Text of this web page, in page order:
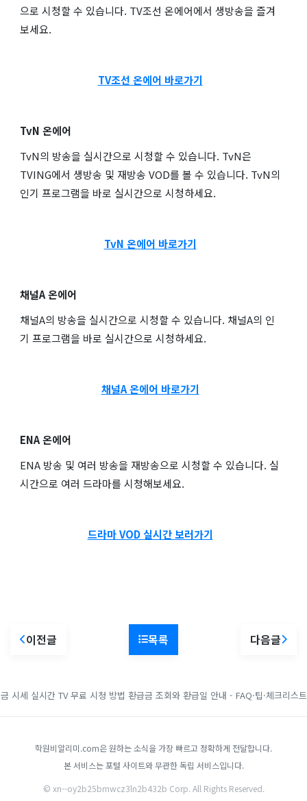
으로 시청할 수 있습니다. TV조선 온에어에서 생방송을 즐겨
보세요.
TV조선 온에어 바로가기
TvN 온에어
TvN의 방송을 실시간으로 시청할 수 있습니다. TvN은
TVING에서 생방송 및 재방송 VOD를 볼 수 있습니다. TvN의
인기 프로그램을 바로 실시간으로 시청하세요.
TvN 온에어 바로가기
채널A 온에어
채널A의 방송을 실시간으로 시청할 수 있습니다. 채널A의 인
기 프로그램을 바로 실시간으로 시청하세요.
채널A 온에어 바로가기
ENA 온에어
ENA 방송 및 여러 방송을 재방송으로 시청할 수 있습니다. 실
시간으로 여러 드라마를 시청해보세요.
드라마 VOD 실시간 보러가기
이전글 목록 다음글
금 시세 실시간 TV 무료 시청 방법 환급금 조회와 환급일 안내 - FAQ·팁·체크리스트
학원비알리미.com은 원하는 소식을 가장 빠르고 정확하게 전달합니다.
본 서비스는 포털 사이트와 무관한 독립 서비스입니다.
© xn--oy2b25bmwcz3ln2b432b Corp. All Rights Reserved.